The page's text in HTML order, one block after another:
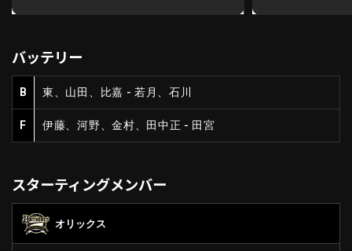
バッテリー
B 東、山田、比嘉 - 若月、石川
F 伊藤、河野、金村、田中正 - 田宮
スターティングメンバー
オリックス